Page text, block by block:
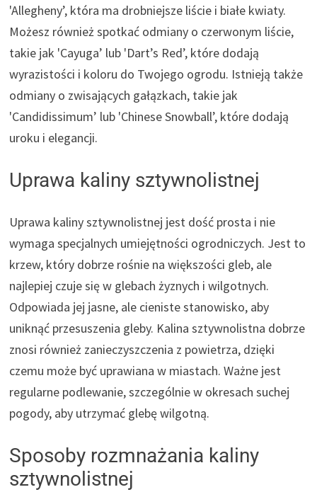
'Allegheny’, która ma drobniejsze liście i białe kwiaty.
Możesz również spotkać odmiany o czerwonym liście,
takie jak 'Cayuga’ lub 'Dart’s Red’, które dodają
wyrazistości i koloru do Twojego ogrodu. Istnieją także
odmiany o zwisających gałązkach, takie jak
'Candidissimum’ lub 'Chinese Snowball’, które dodają
uroku i elegancji.
Uprawa kaliny sztywnolistnej
Uprawa kaliny sztywnolistnej jest dość prosta i nie
wymaga specjalnych umiejętności ogrodniczych. Jest to
krzew, który dobrze rośnie na większości gleb, ale
najlepiej czuje się w glebach żyznych i wilgotnych.
Odpowiada jej jasne, ale cieniste stanowisko, aby
uniknąć przesuszenia gleby. Kalina sztywnolistna dobrze
znosi również zanieczyszczenia z powietrza, dzięki
czemu może być uprawiana w miastach. Ważne jest
regularne podlewanie, szczególnie w okresach suchej
pogody, aby utrzymać glebę wilgotną.
Sposoby rozmnażania kaliny
sztywnolistnej